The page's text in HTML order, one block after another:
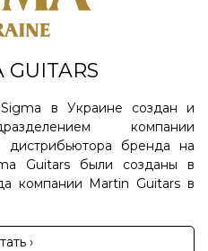
в Украине создан и
компании
дистрибьютора бренда на
Guitars были созданы в
компании Martin Guitars в
›